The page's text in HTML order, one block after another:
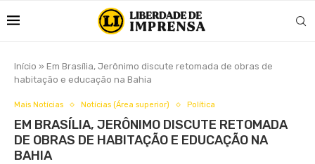
Início » Em Brasília, Jerônimo discute retomada de obras de
habitação e educação na Bahia
Mais Notícias Notícias (Área superior) Política
EM BRASÍLIA, JERÔNIMO DISCUTE RETOMADA
DE OBRAS DE HABITAÇÃO E EDUCAÇÃO NA
BAHIA